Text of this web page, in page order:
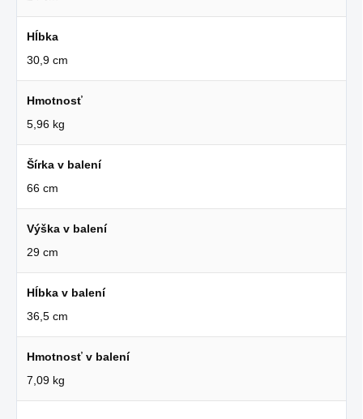
Hĺbka
30,9 cm
Hmotnosť
5,96 kg
Šírka v balení
66 cm
Výška v balení
29 cm
Hĺbka v balení
36,5 cm
Hmotnosť v balení
7,09 kg